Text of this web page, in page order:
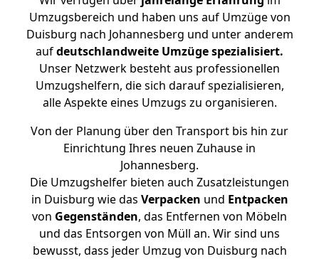
Umzugsbereich und haben uns auf Umzüge von
Duisburg nach Johannesberg und unter anderem
aufdeutschlandweite Umzüge spezialisiert.
Unser Netzwerk besteht aus professionellen
Umzugshelfern, die sich darauf spezialisieren,
alle Aspekte eines Umzugs zu organisieren.
Von der Planung über den Transport bis hin zur
Einrichtung Ihres neuen Zuhause in
Johannesberg.
Die Umzugshelfer bieten auch Zusatzleistungen
in Duisburg wie das Verpacken und Entpacken
von Gegenständen, das Entfernen von Möbeln
und das Entsorgen von Müll an. Wir sind uns
bewusst, dass jeder Umzug von Duisburg nach